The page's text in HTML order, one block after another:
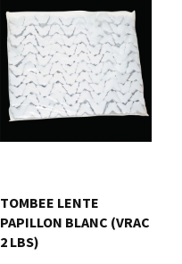
TOMBEE LENTE
PAPILLON BLANC (VRAC
2 LBS)